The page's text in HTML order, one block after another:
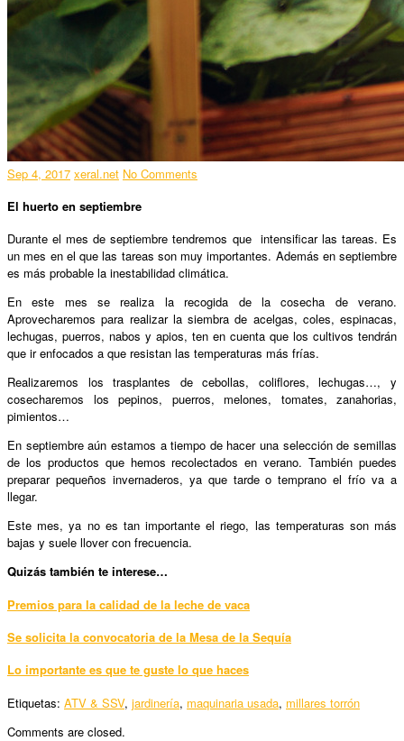
Sep 4, 2017 xeral.net No Comments
El huerto en septiembre
Durante el mes de septiembre tendremos que intensificar las tareas. Es
un mes en el que las tareas son muy importantes. Además en septiembre
es más probable la inestabilidad climática.
En este mes se realiza la recogida de la cosecha de verano.
Aprovecharemos para realizar la siembra de acelgas, coles, espinacas,
lechugas, puerros, nabos y apios, ten en cuenta que los cultivos tendrán
que ir enfocados a que resistan las temperaturas más frías.
Realizaremos los trasplantes de cebollas, coliflores, lechugas…, y
cosecharemos los pepinos, puerros, melones, tomates, zanahorias,
pimientos…
En septiembre aún estamos a tiempo de hacer una selección de semillas
de los productos que hemos recolectados en verano. También puedes
preparar pequeños invernaderos, ya que tarde o temprano el frío va a
llegar.
Este mes, ya no es tan importante el riego, las temperaturas son más
bajas y suele llover con frecuencia.
Quizás también te interese…
Premios para la calidad de la leche de vaca
Se solicita la convocatoria de la Mesa de la Sequía
Lo importante es que te guste lo que haces
Etiquetas: ATV & SSV, jardinería, maquinaria usada, millares torrón
Comments are closed.